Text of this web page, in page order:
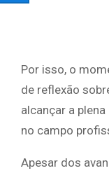
Por isso, o
de reflexão
alcançar a
no campo
Apesar dos